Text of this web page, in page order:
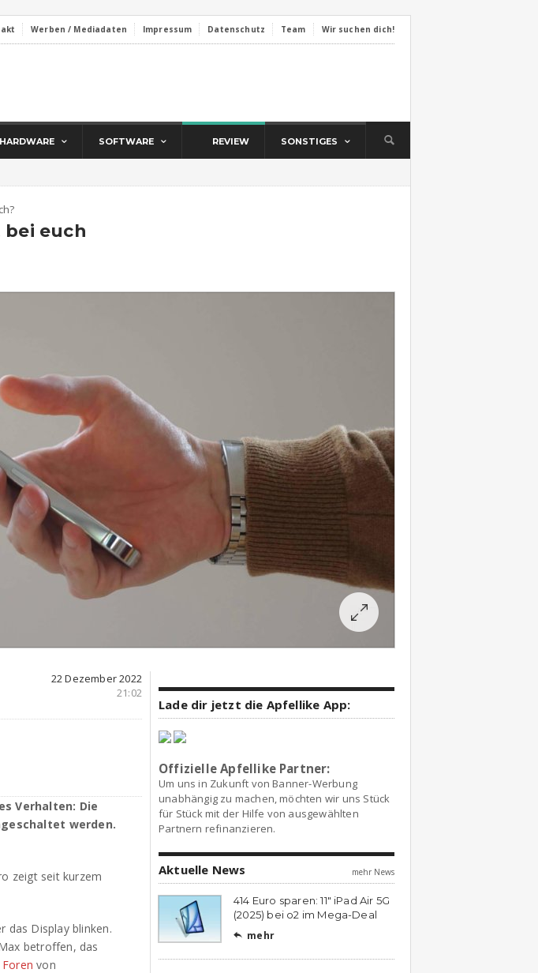
Werben / Mediadaten Impressum Datenschutz Team Wir suchen dich!
HARDWARE SOFTWARE REVIEW SONSTIGES
bei euch
22 Dezember 2022
21:02
Verhalten: Die
werden.
zeigt seit kurzem
das Display blinken.
betroffen, das
Foren von
Lade dir jetzt die Apfellike App:
Offizielle Apfellike Partner:
Um uns in Zukunft von Banner-Werbung
unabhängig zu machen, möchten wir uns Stück
für Stück mit der Hilfe von ausgewählten
Partnern refinanzieren.
Aktuelle News mehr News
414 Euro sparen: 11″ iPad Air 5G
(2025) bei o2 im Mega-Deal
 mehr